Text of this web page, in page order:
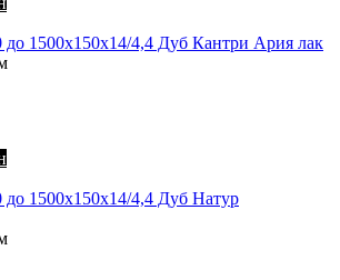
до 1500х150х14/4,4 Дуб Кантри Ария лак
до 1500х150х14/4,4 Дуб Натур